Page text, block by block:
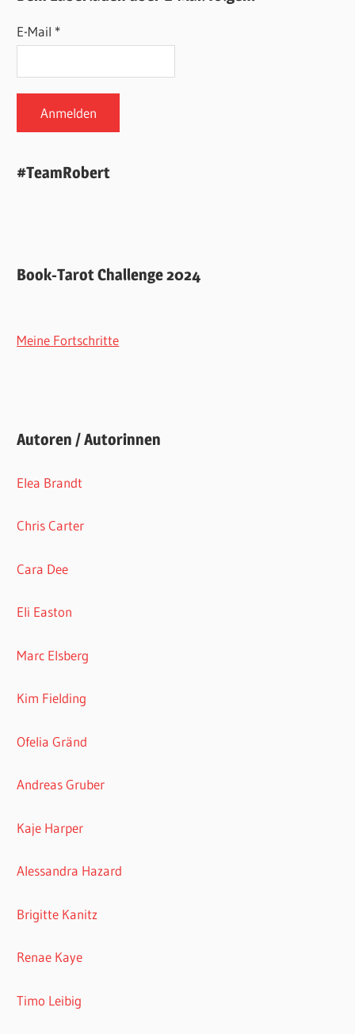
E-Mail *
#TeamRobert
Book-Tarot Challenge 2024
Meine Fortschritte
Autoren / Autorinnen
Elea Brandt
Chris Carter
Cara Dee
Eli Easton
Marc Elsberg
Kim Fielding
Ofelia Gränd
Andreas Gruber
Kaje Harper
Alessandra Hazard
Brigitte Kanitz
Renae Kaye
Timo Leibig